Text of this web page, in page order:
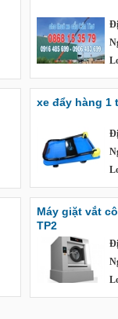
xe đẩy hàng 1
Máy giặt vắt
TP2